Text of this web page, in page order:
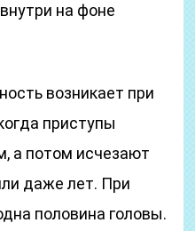
на фоне
возникает при
приступы
а потом исчезают
даже лет. При
половина головы.